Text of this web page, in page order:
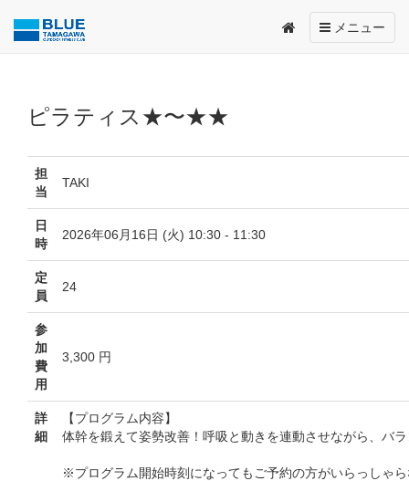
Toggle
navigation
メニュー
ピラティス★〜★★
担
当
TAKI
日
時
2026年06月16日 (火) 10:30 - 11:30
定
員
24
参
加
費
用
3,300 円
詳
細
【プログラム内容】
体幹を鍛えて姿勢改善！呼吸と動きを連動させながら、バ
※プログラム開始時刻になってもご予約の方がいらっしゃ